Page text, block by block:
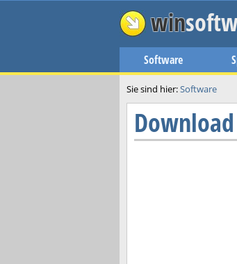
win
Software
Sie sind hier:Software
Download